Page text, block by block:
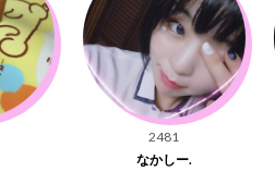
2481
なかしー.